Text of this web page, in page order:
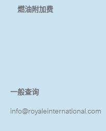
燃油附加费
一般查询
info@royaleinternational.com